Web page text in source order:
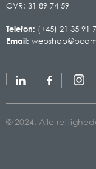
CVR: 31 89 74 59
Telefon: (+45) 21 35 91
Email:
© 2024. Alle